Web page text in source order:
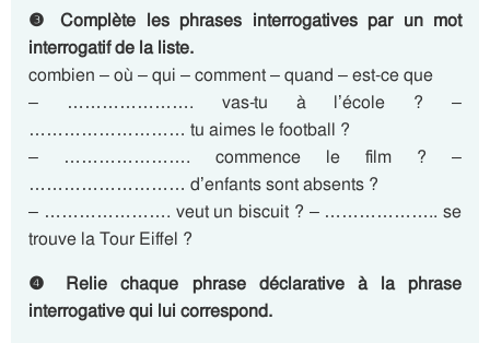
❸ Complète les phrases interrogatives par un mot
interrogatif de la liste.
combien – où – qui – comment – quand – est-ce que
– …………………. vas-tu à l’école ? –
……………………… tu aimes le football ?
– …………………. commence le film ? –
……………………… d’enfants sont absents ?
– …………………. veut un biscuit ? – ……………….. se
trouve la Tour Eiffel ?
❹ Relie chaque phrase déclarative à la phrase
interrogative qui lui correspond.